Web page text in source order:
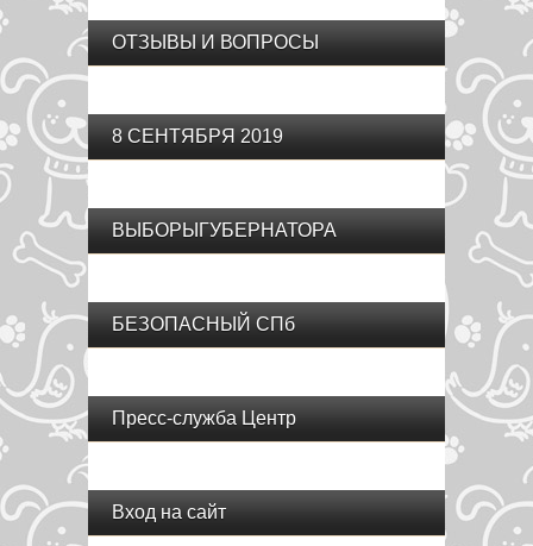
ОТЗЫВЫ И ВОПРОСЫ
8 СЕНТЯБРЯ 2019
ВЫБОРЫГУБЕРНАТОРА
БЕЗОПАСНЫЙ СПб
Пресс-служба Центр
Вход на сайт